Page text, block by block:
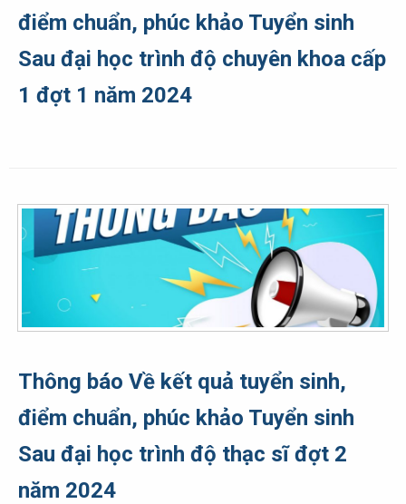
điểm chuẩn, phúc khảo Tuyển sinh
Sau đại học trình độ chuyên khoa cấp
1 đợt 1 năm 2024
Thông báo Về kết quả tuyển sinh,
điểm chuẩn, phúc khảo Tuyển sinh
Sau đại học trình độ thạc sĩ đợt 2
năm 2024